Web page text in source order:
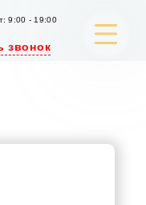
9:00 - 19:00
звонок